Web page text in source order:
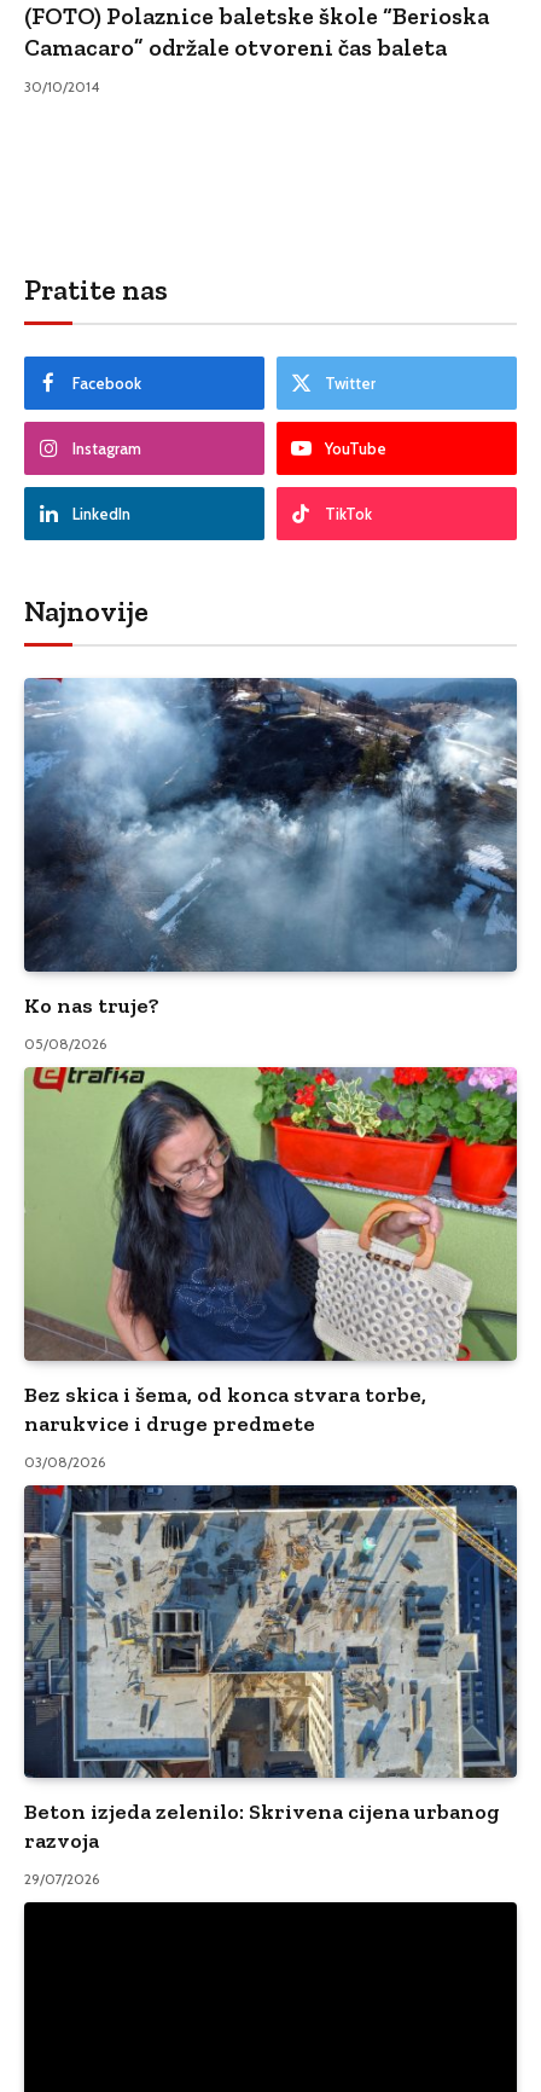
(FOTO) Polaznice baletske škole “Berioska
Camacaro” održale otvoreni čas baleta
30/10/2014
Pratite nas
Facebook Twitter
Instagram YouTube
LinkedIn TikTok
Najnovije
Ko nas truje?
05/08/2026
Bez skica i šema, od konca stvara torbe,
narukvice i druge predmete
03/08/2026
Beton izjeda zelenilo: Skrivena cijena urbanog
razvoja
29/07/2026